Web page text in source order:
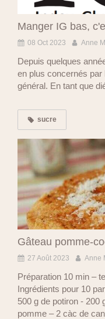
Manger IG bas,
08 Oct 2023 Anne
Depuis quelques
en plus concernés par
général. En tant que
sucre
Gâteau pomme-
27 Août 2023 Anne
Préparation 10 min –
Ingrédients pour 10
500 g de potiron -
pomme – 2 càc de